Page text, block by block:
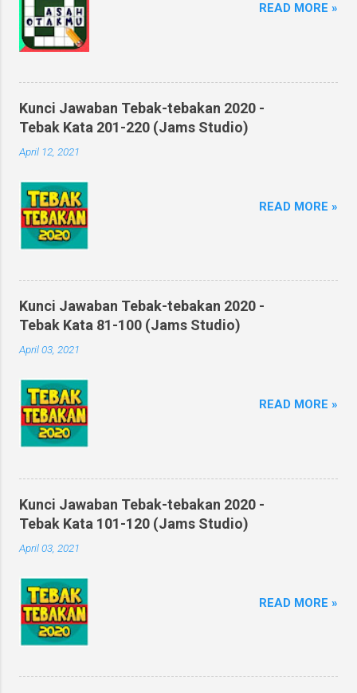
READ MORE »
Kunci Jawaban Tebak-tebakan 2020 -
Tebak Kata 201-220 (Jams Studio)
April 12, 2021
READ MORE »
Kunci Jawaban Tebak-tebakan 2020 -
Tebak Kata 81-100 (Jams Studio)
April 03, 2021
READ MORE »
Kunci Jawaban Tebak-tebakan 2020 -
Tebak Kata 101-120 (Jams Studio)
April 03, 2021
READ MORE »